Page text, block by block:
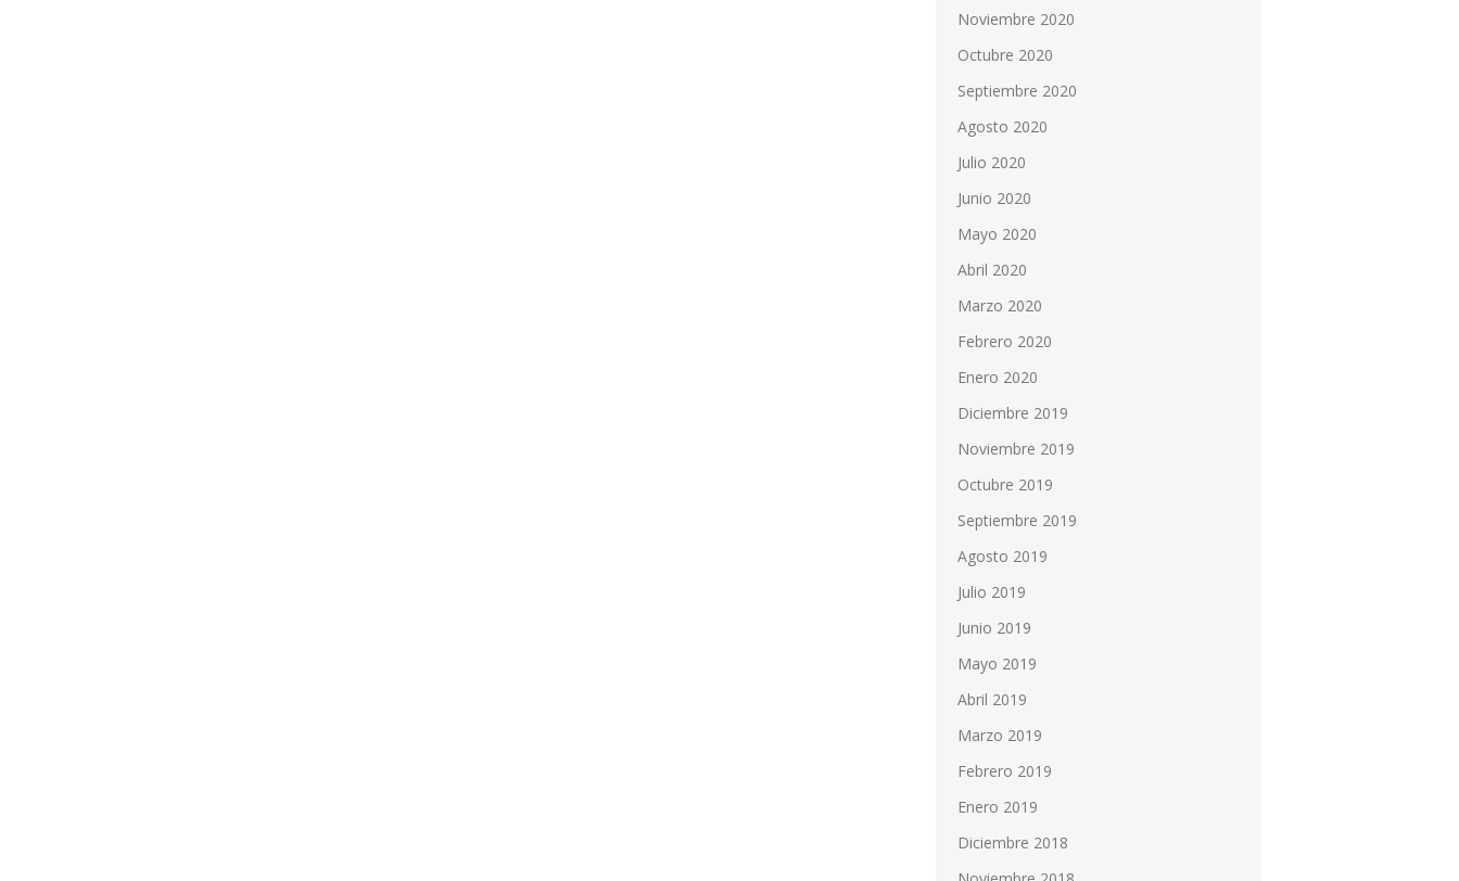
Noviembre 2020
Octubre 2020
Septiembre 2020
Agosto 2020
Julio 2020
Junio 2020
Mayo 2020
Abril 2020
Marzo 2020
Febrero 2020
Enero 2020
Diciembre 2019
Noviembre 2019
Octubre 2019
Septiembre 2019
Agosto 2019
Julio 2019
Junio 2019
Mayo 2019
Abril 2019
Marzo 2019
Febrero 2019
Enero 2019
Diciembre 2018